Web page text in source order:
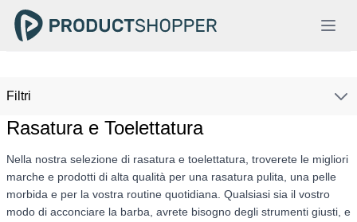
Filtri
Rasatura e Toelettatura
Nella nostra selezione di rasatura e toelettatura, troverete le migliori
marche e prodotti di alta qualità per una rasatura pulita, una pelle
morbida e per la vostra routine quotidiana. Qualsiasi sia il vostro
modo di acconciare la barba, avrete bisogno degli strumenti giusti, e